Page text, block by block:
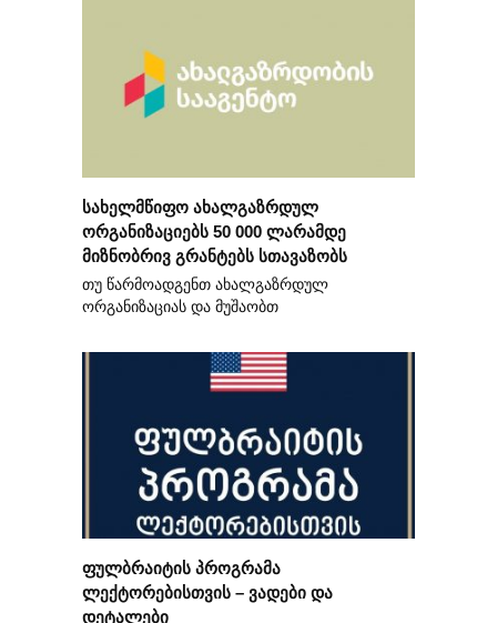
სახელმწიფო ახალგაზრდულ
ორგანიზაციებს 50 000 ლარამდე
მიზნობრივ გრანტებს სთავაზობს
თუ წარმოადგენთ ახალგაზრდულ
ორგანიზაციას და მუშაობთ
ფულბრაიტის პროგრამა
ლექტორებისთვის – ვადები და
დეტალები